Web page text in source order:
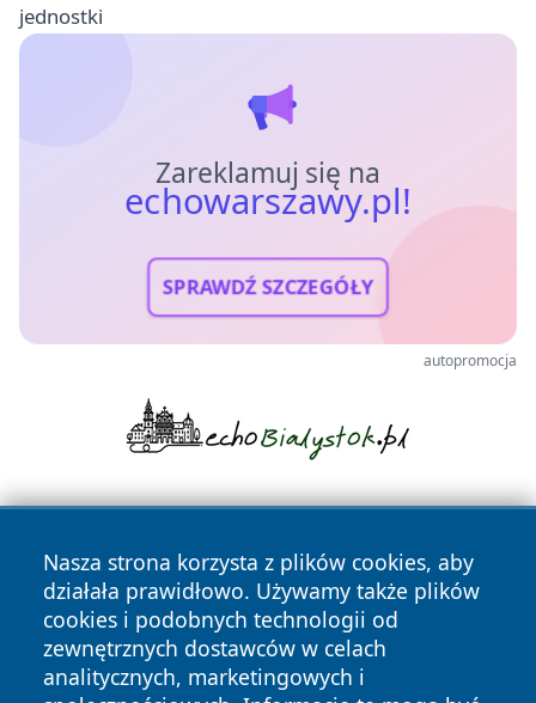
jednostki
Zareklamuj się na
echowarszawy.pl!
SPRAWDŹ SZCZEGÓŁY
autopromocja
Nasza strona korzysta z plików cookies, aby
działała prawidłowo. Używamy także plików
cookies i podobnych technologii od
zewnętrznych dostawców w celach
analitycznych, marketingowych i
Copyright © 2026 echowarszawy.pl Wszystkie prawa
zastrzeżone.